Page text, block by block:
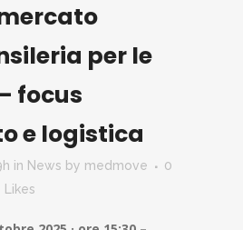
per le
focus
e logistica
in News by medmove
0
Likes